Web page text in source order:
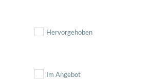
Hervorgehoben
Im Angebot